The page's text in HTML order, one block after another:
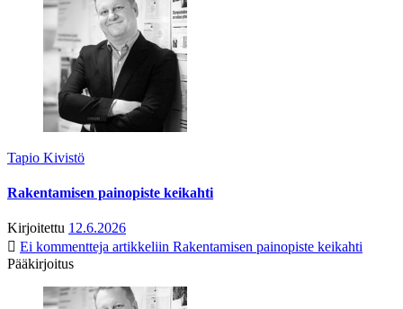
Tapio Kivistö
Rakentamisen painopiste keikahti
Kirjoitettu 12.6.2026
Ei kommentteja artikkeliin Rakentamisen painopiste keikahti
Pääkirjoitus